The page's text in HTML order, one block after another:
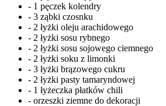
- 1 pęczek kolendry
- 3 ząbki czosnku
- 2 łyżki oleju arachidowego
- 2 łyżki sosu rybnego
- 2 łyżki sosu sojowego ciemnego
- 2 łyżki soku z limonki
- 3 łyżki brązowego cukru
- 2 łyżki pasty tamaryndowej
- 1 łyżeczka płatków chili
- orzeszki ziemne do dekoracji